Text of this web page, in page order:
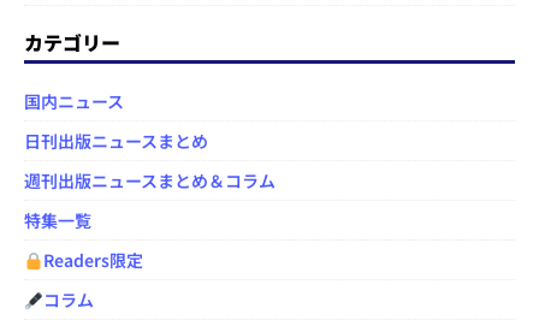
カテゴリー
国内ニュース
日刊出版ニュースまとめ
週刊出版ニュースまとめ＆コラム
特集一覧
Readers限定
コラム